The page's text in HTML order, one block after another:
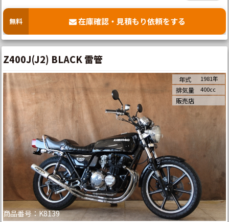
無料 在庫確認・見積もり依頼をする
Z400J(J2) BLACK 雷管
商品番号：K8139
年式 1981年
排気量 400cc
販売店